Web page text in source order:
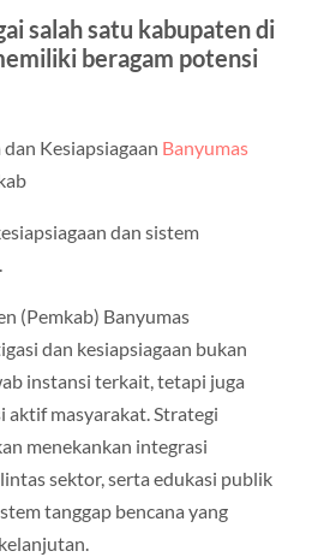
salah satu kabupaten di
beragam potensi
Kesiapsiagaan Banyumas
dan sistem
(Pemkab) Banyumas
dan kesiapsiagaan bukan
instansi terkait, tetapi juga
aktif masyarakat. Strategi
menekankan integrasi
sektor, serta edukasi publik
tanggap bencana yang